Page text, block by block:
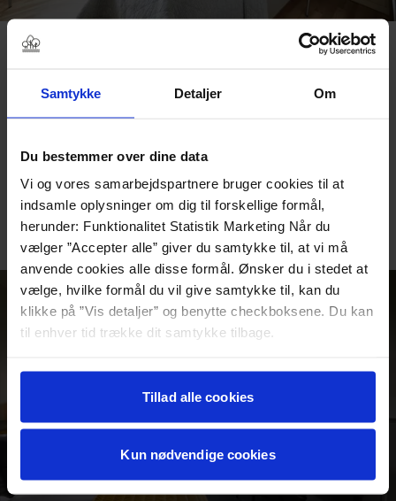
Samtykke Detaljer Om
Du bestemmer over dine data
Vi og vores samarbejdspartnere bruger cookies til at
indsamle oplysninger om dig til forskellige formål,
herunder: Funktionalitet Statistik Marketing Når du
vælger ”Accepter alle” giver du samtykke til, at vi må
anvende cookies alle disse formål. Ønsker du i stedet at
vælge, hvilke formål du vil give samtykke til, kan du
klikke på ”Vis detaljer” og benytte checkboksene. Du kan
til enhver tid trække dit samtykke tilbage.
Læs mere om det samt vores behandling af
personoplysninger her>>Tillad alle cookies
Kun nødvendige cookies
Lille dobbeltværelse
Lille hyggeligt værelse med 2 enkeltsenge (
hver seng er 90
). Nogle af vores dobbeltværelser er beliggende i de
hovedbygningen.
Kræver tillæg samt forudgående aftale med receptionen.
BOOK NU